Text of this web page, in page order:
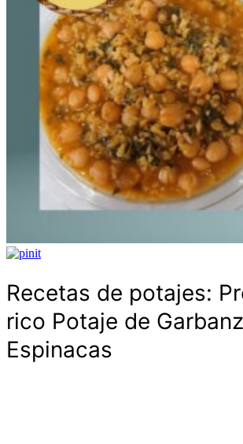
Recetas de potajes:
rico Potaje de
Espinacas